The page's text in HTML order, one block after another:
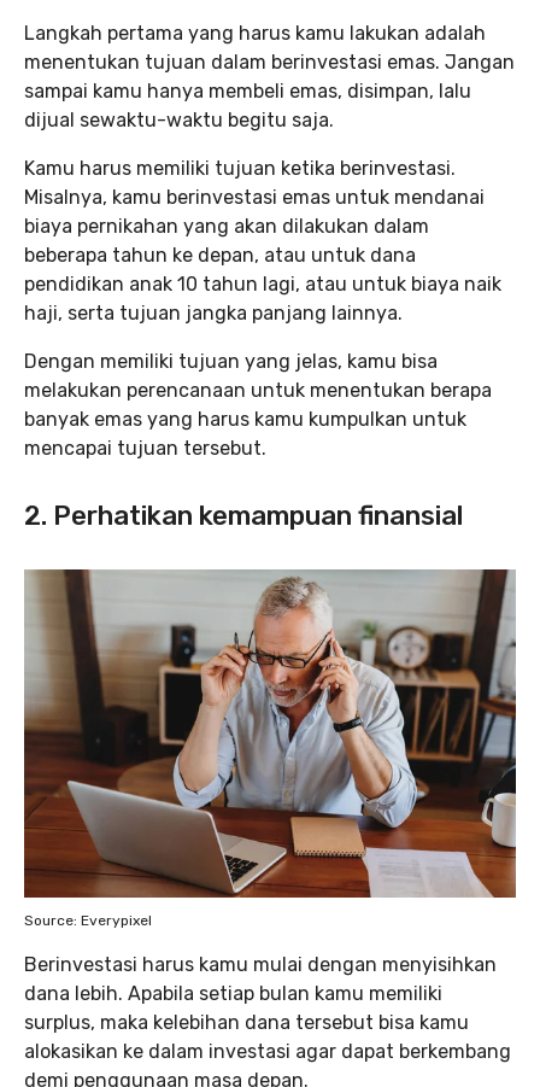
Langkah pertama yang harus kamu lakukan adalah
menentukan tujuan dalam berinvestasi emas. Jangan
sampai kamu hanya membeli emas, disimpan, lalu
dijual sewaktu-waktu begitu saja.
Kamu harus memiliki tujuan ketika berinvestasi.
Misalnya, kamu berinvestasi emas untuk mendanai
biaya pernikahan yang akan dilakukan dalam
beberapa tahun ke depan, atau untuk dana
pendidikan anak 10 tahun lagi, atau untuk biaya naik
haji, serta tujuan jangka panjang lainnya.
Dengan memiliki tujuan yang jelas, kamu bisa
melakukan perencanaan untuk menentukan berapa
banyak emas yang harus kamu kumpulkan untuk
mencapai tujuan tersebut.
2. Perhatikan kemampuan finansial
Source: Everypixel
Berinvestasi harus kamu mulai dengan menyisihkan
dana lebih. Apabila setiap bulan kamu memiliki
surplus, maka kelebihan dana tersebut bisa kamu
alokasikan ke dalam investasi agar dapat berkembang
demi penggunaan masa depan.